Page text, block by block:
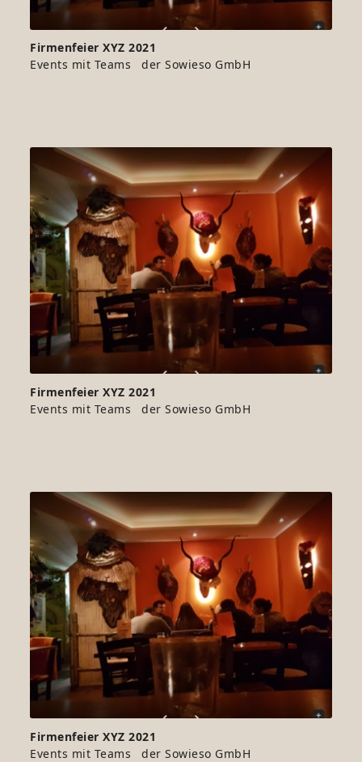
Firmenfeier XYZ 2021
Events mit Teams der Sowieso GmbH
Firmenfeier XYZ 2021
Events mit Teams der Sowieso GmbH
Firmenfeier XYZ 2021
Events mit Teams der Sowieso GmbH